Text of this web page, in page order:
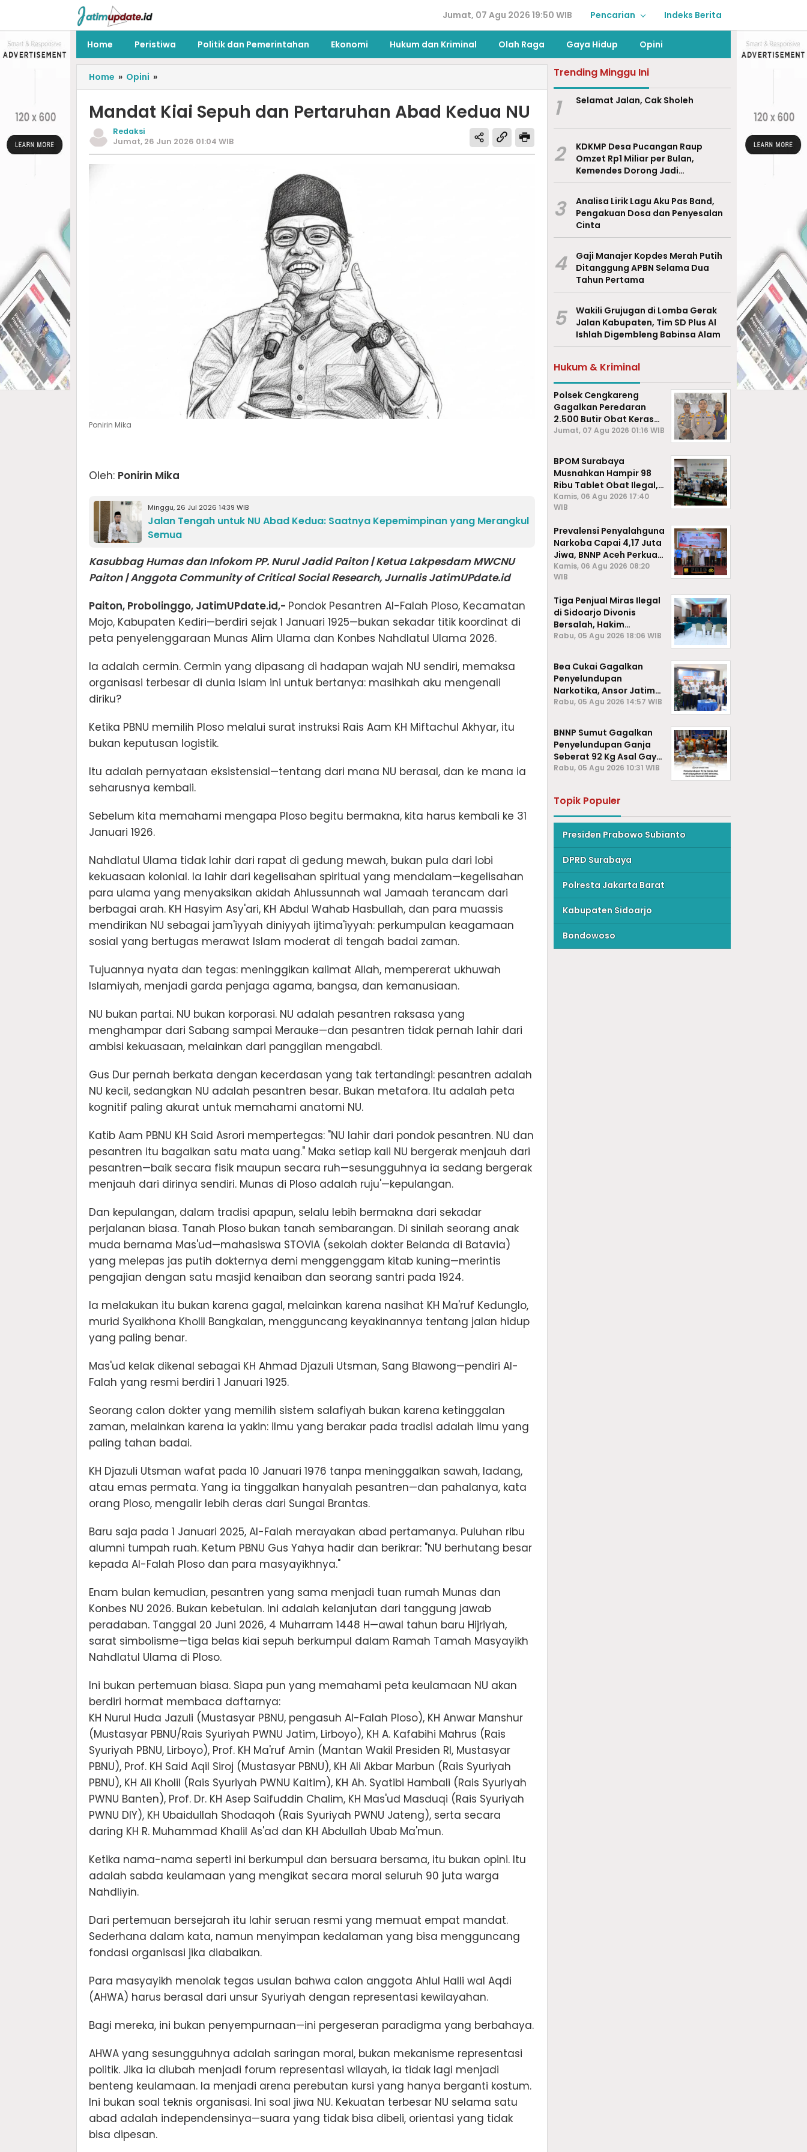
Jumat, 07 Agu 2026 19:50 WIB Pencarian Indeks Berita
Home Peristiwa Politik dan Pemerintahan Ekonomi Hukum dan Kriminal Olah Raga Gaya Hidup Opini
Home » Opini »
Mandat Kiai Sepuh dan Pertaruhan Abad Kedua NU
Redaksi
Jumat, 26 Jun 2026 01:04 WIB
Ponirin Mika
Oleh: Ponirin Mika
Minggu, 26 Jul 2026 14:39 WIB
Jalan Tengah untuk NU Abad Kedua: Saatnya Kepemimpinan yang Merangkul
Semua
Kasubbag Humas dan Infokom PP. Nurul Jadid Paiton | Ketua Lakpesdam MWCNU
Paiton | Anggota Community of Critical Social Research, Jurnalis JatimUPdate.id
Paiton, Probolinggo, JatimUPdate.id,- Pondok Pesantren Al-Falah Ploso, Kecamatan
Mojo, Kabupaten Kediri—berdiri sejak 1 Januari 1925—bukan sekadar titik koordinat di
peta penyelenggaraan Munas Alim Ulama dan Konbes Nahdlatul Ulama 2026.
Ia adalah cermin. Cermin yang dipasang di hadapan wajah NU sendiri, memaksa
organisasi terbesar di dunia Islam ini untuk bertanya: masihkah aku mengenali
diriku?
Ketika PBNU memilih Ploso melalui surat instruksi Rais Aam KH Miftachul Akhyar, itu
bukan keputusan logistik.
Itu adalah pernyataan eksistensial—tentang dari mana NU berasal, dan ke mana ia
seharusnya kembali.
Sebelum kita memahami mengapa Ploso begitu bermakna, kita harus kembali ke 31
Januari 1926.
Nahdlatul Ulama tidak lahir dari rapat di gedung mewah, bukan pula dari lobi
kekuasaan kolonial. Ia lahir dari kegelisahan spiritual yang mendalam—kegelisahan
para ulama yang menyaksikan akidah Ahlussunnah wal Jamaah terancam dari
berbagai arah. KH Hasyim Asy'ari, KH Abdul Wahab Hasbullah, dan para muassis
mendirikan NU sebagai jam'iyyah diniyyah ijtima'iyyah: perkumpulan keagamaan
sosial yang bertugas merawat Islam moderat di tengah badai zaman.
Tujuannya nyata dan tegas: meninggikan kalimat Allah, mempererat ukhuwah
Islamiyah, menjadi garda penjaga agama, bangsa, dan kemanusiaan.
NU bukan partai. NU bukan korporasi. NU adalah pesantren raksasa yang
menghampar dari Sabang sampai Merauke—dan pesantren tidak pernah lahir dari
ambisi kekuasaan, melainkan dari panggilan mengabdi.
Gus Dur pernah berkata dengan kecerdasan yang tak tertandingi: pesantren adalah
NU kecil, sedangkan NU adalah pesantren besar. Bukan metafora. Itu adalah peta
kognitif paling akurat untuk memahami anatomi NU.
Katib Aam PBNU KH Said Asrori mempertegas: "NU lahir dari pondok pesantren. NU dan
pesantren itu bagaikan satu mata uang." Maka setiap kali NU bergerak menjauh dari
pesantren—baik secara fisik maupun secara ruh—sesungguhnya ia sedang bergerak
menjauh dari dirinya sendiri. Munas di Ploso adalah ruju'—kepulangan.
Dan kepulangan, dalam tradisi apapun, selalu lebih bermakna dari sekadar
perjalanan biasa. Tanah Ploso bukan tanah sembarangan. Di sinilah seorang anak
muda bernama Mas'ud—mahasiswa STOVIA (sekolah dokter Belanda di Batavia)
yang melepas jas putih dokternya demi menggenggam kitab kuning—merintis
pengajian dengan satu masjid kenaiban dan seorang santri pada 1924.
Ia melakukan itu bukan karena gagal, melainkan karena nasihat KH Ma'ruf Kedunglo,
murid Syaikhona Kholil Bangkalan, mengguncang keyakinannya tentang jalan hidup
yang paling benar.
Mas'ud kelak dikenal sebagai KH Ahmad Djazuli Utsman, Sang Blawong—pendiri Al-
Falah yang resmi berdiri 1 Januari 1925.
Seorang calon dokter yang memilih sistem salafiyah bukan karena ketinggalan
zaman, melainkan karena ia yakin: ilmu yang berakar pada tradisi adalah ilmu yang
paling tahan badai.
KH Djazuli Utsman wafat pada 10 Januari 1976 tanpa meninggalkan sawah, ladang,
atau emas permata. Yang ia tinggalkan hanyalah pesantren—dan pahalanya, kata
orang Ploso, mengalir lebih deras dari Sungai Brantas.
Baru saja pada 1 Januari 2025, Al-Falah merayakan abad pertamanya. Puluhan ribu
alumni tumpah ruah. Ketum PBNU Gus Yahya hadir dan berikrar: "NU berhutang besar
kepada Al-Falah Ploso dan para masyayikhnya."
Enam bulan kemudian, pesantren yang sama menjadi tuan rumah Munas dan
Konbes NU 2026. Bukan kebetulan. Ini adalah kelanjutan dari tanggung jawab
peradaban. Tanggal 20 Juni 2026, 4 Muharram 1448 H—awal tahun baru Hijriyah,
sarat simbolisme—tiga belas kiai sepuh berkumpul dalam Ramah Tamah Masyayikh
Nahdlatul Ulama di Ploso.
Ini bukan pertemuan biasa. Siapa pun yang memahami peta keulamaan NU akan
berdiri hormat membaca daftarnya:
KH Nurul Huda Jazuli (Mustasyar PBNU, pengasuh Al-Falah Ploso), KH Anwar Manshur
(Mustasyar PBNU/Rais Syuriyah PWNU Jatim, Lirboyo), KH A. Kafabihi Mahrus (Rais
Syuriyah PBNU, Lirboyo), Prof. KH Ma'ruf Amin (Mantan Wakil Presiden RI, Mustasyar
PBNU), Prof. KH Said Aqil Siroj (Mustasyar PBNU), KH Ali Akbar Marbun (Rais Syuriyah
PBNU), KH Ali Kholil (Rais Syuriyah PWNU Kaltim), KH Ah. Syatibi Hambali (Rais Syuriyah
PWNU Banten), Prof. Dr. KH Asep Saifuddin Chalim, KH Mas'ud Masduqi (Rais Syuriyah
PWNU DIY), KH Ubaidullah Shodaqoh (Rais Syuriyah PWNU Jateng), serta secara
daring KH R. Muhammad Khalil As'ad dan KH Abdullah Ubab Ma'mun.
Ketika nama-nama seperti ini berkumpul dan bersuara bersama, itu bukan opini. Itu
adalah sabda keulamaan yang mengikat secara moral seluruh 90 juta warga
Nahdliyin.
Dari pertemuan bersejarah itu lahir seruan resmi yang memuat empat mandat.
Sederhana dalam kata, namun menyimpan kedalaman yang bisa mengguncang
fondasi organisasi jika diabaikan.
Para masyayikh menolak tegas usulan bahwa calon anggota Ahlul Halli wal Aqdi
(AHWA) harus berasal dari unsur Syuriyah dengan representasi kewilayahan.
Bagi mereka, ini bukan penyempurnaan—ini pergeseran paradigma yang berbahaya.
AHWA yang sesungguhnya adalah saringan moral, bukan mekanisme representasi
politik. Jika ia diubah menjadi forum representasi wilayah, ia tidak lagi menjadi
benteng keulamaan. Ia menjadi arena perebutan kursi yang hanya berganti kostum.
Ini bukan soal teknis organisasi. Ini soal jiwa NU. Kekuatan terbesar NU selama satu
abad adalah independensinya—suara yang tidak bisa dibeli, orientasi yang tidak
bisa dipesan.
Trending Minggu Ini
1 Selamat Jalan, Cak Sholeh
2
KDKMP Desa Pucangan Raup
Omzet Rp1 Miliar per Bulan,
Kemendes Dorong Jadi
Percontohan Nasional
3
Analisa Lirik Lagu Aku Pas Band,
Pengakuan Dosa dan Penyesalan
Cinta
4
Gaji Manajer Kopdes Merah Putih
Ditanggung APBN Selama Dua
Tahun Pertama
5
Wakili Grujugan di Lomba Gerak
Jalan Kabupaten, Tim SD Plus Al
Ishlah Digembleng Babinsa Alam
Hukum & Kriminal
Polsek Cengkareng
Gagalkan Peredaran
2.500 Butir Obat Keras
Daftar G, Satu Pengedar
Jumat, 07 Agu 2026 01:16 WIB
BPOM Surabaya
Musnahkan Hampir 98
Ribu Tablet Obat Ilegal,
Cegah Penyalahgunaan
di Kalangan Pelajar
Kamis, 06 Agu 2026 17:40
WIB
Prevalensi Penyalahguna
Narkoba Capai 4,17 Juta
Jiwa, BNNP Aceh Perkuat
P4GN di Subulussalam
Kamis, 06 Agu 2026 08:20
WIB
Tiga Penjual Miras Ilegal
di Sidoarjo Divonis
Bersalah, Hakim
Jatuhkan Denda hingga
Rabu, 05 Agu 2026 18:06 WIB
Bea Cukai Gagalkan
Penyelundupan
Narkotika, Ansor Jatim
Negara Tak Kalah dari
Rabu, 05 Agu 2026 14:57 WIB
BNNP Sumut Gagalkan
Penyelundupan Ganja
Seberat 92 Kg Asal Gayo
Lues, Aceh.
Rabu, 05 Agu 2026 10:31 WIB
Topik Populer
Presiden Prabowo Subianto
DPRD Surabaya
Polresta Jakarta Barat
Kabupaten Sidoarjo
Bondowoso